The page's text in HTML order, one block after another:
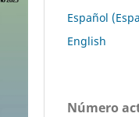
Español
English
Número